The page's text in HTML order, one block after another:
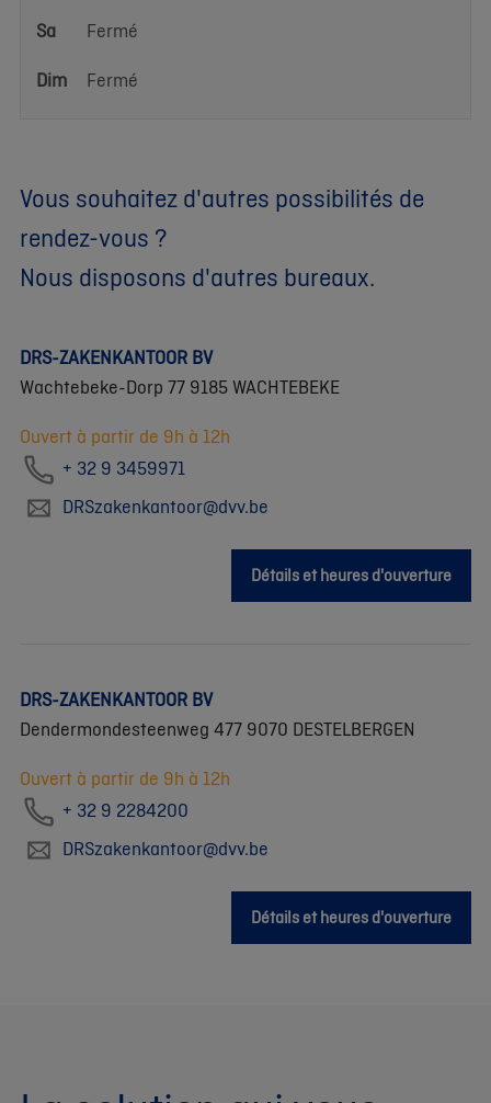
Sa
Fermé
Dim
Fermé
Vous souhaitez d'autres possibilités de
rendez-vous ?
Nous disposons d'autres bureaux.
DRS-ZAKENKANTOOR BV
Wachtebeke-Dorp 77 9185 WACHTEBEKE
Ouvert à partir de 9h à 12h
+ 32 9 3459971
DRSzakenkantoor@dvv.be
Détails et heures d'ouverture
DRS-ZAKENKANTOOR BV
Dendermondesteenweg 477 9070 DESTELBERGEN
Ouvert à partir de 9h à 12h
+ 32 9 2284200
DRSzakenkantoor@dvv.be
Détails et heures d'ouverture